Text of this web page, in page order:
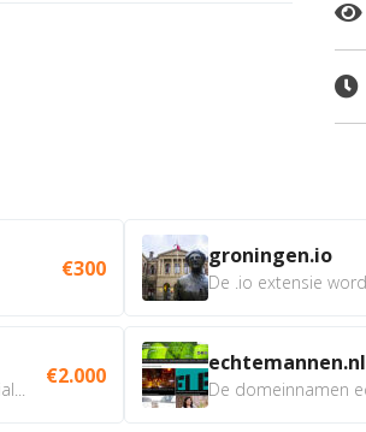
€300
€2.000
groningen.io
De .io extensie
echtemannen.nl
De domeinnamen